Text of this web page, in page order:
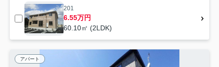
201
6.55万円
60.10㎡ (2LDK)
アパート